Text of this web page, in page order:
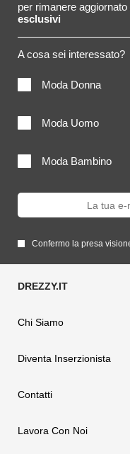
per rimanere aggiornato
esclusivi
A cosa sei interessato?
Moda Donna
Moda Uomo
Moda Bambino
Confermo la presa
Chi Siamo
Diventa Inserzionista
Contatti
Lavora Con Noi